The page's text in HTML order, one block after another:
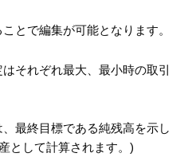
とで編集が可能となります。
それぞれ最大、最小時の取引
最終目標である純残高を示し
として計算されます。)